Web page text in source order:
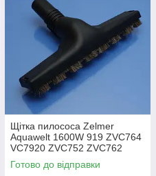
Щітка пилососа Zelmer
Aquawelt 1600W 919 ZVC764
VC7920 ZVC752 ZVC762
ZVC763 Aquos 829 ZVC722
Aquario 819 ZVC712 ламінат
Готово до відправки